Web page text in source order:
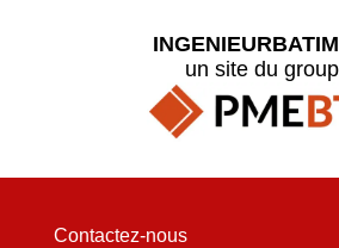
un site du
Contactez-nous